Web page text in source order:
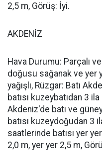
2,5 m, Görüş: İyi.
AKDENİZ
Hava Durumu: Parçalı
doğusu sağanak ve yer
yağışlı, Rüzgar: Batı
batısı kuzeybatıdan 3
Akdeniz'de batı ve
batısı kuzeydoğudan 3
saatlerinde batısı yer
2,0 m, yer yer 2,5 m,